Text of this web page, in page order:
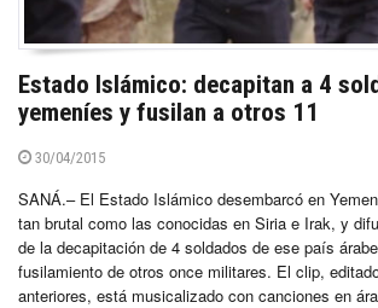
Estado Islámico: decapitan a 4
yemeníes y fusilan a otros 11
30/04/2015
SANÁ.– El Estado Islámico desembarcó en
tan brutal como las conocidas en Siria e Irak, y
de la decapitación de 4 soldados de ese país
fusilamiento de otros once militares. El clip,
anteriores, está musicalizado con canciones en